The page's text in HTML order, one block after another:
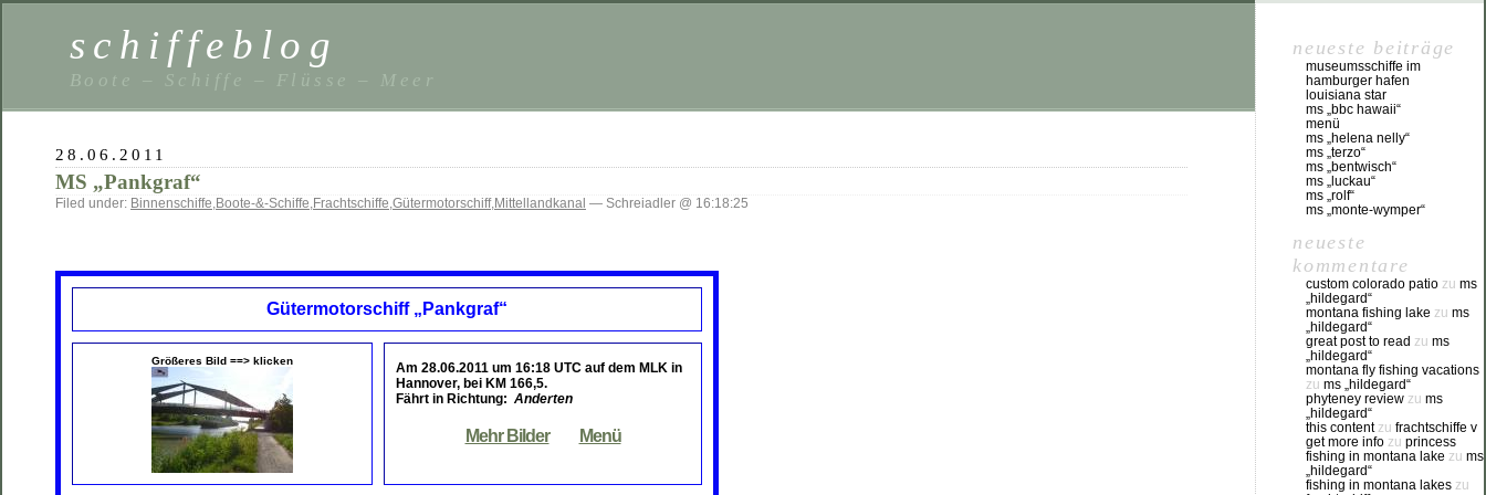
schiffeblog
Boote – Schiffe – Flüsse – Meer
28.06.2011
MS „Pankgraf“
Filed under: Binnenschiffe,Boote-&-Schiffe,Frachtschiffe,Gütermotorschiff,Mittellandkanal — Schreiadler @ 16:18:25
Gütermotorschiff „Pankgraf“
Größeres Bild ==> klicken Am 28.06.2011 um 16:18 UTC auf dem MLK in
Hannover, bei KM 166,5.
Fährt in Richtung: Anderten
Mehr Bilder Menü
neueste beiträge
museumsschiffe im
hamburger hafen
louisiana star
ms „bbc hawaii“
menü
ms „helena nelly“
ms „terzo“
ms „bentwisch“
ms „luckau“
ms „rolf“
ms „monte-wymper“
neueste
kommentare
custom colorado patio zu ms
„hildegard“
montana fishing lake zu ms
„hildegard“
great post to read zu ms
„hildegard“
montana fly fishing vacations
zu ms „hildegard“
phyteney review zu ms
„hildegard“
this contentzu frachtschiffe v
get more info zu princess
fishing in montana lake zu ms
„hildegard“
fishing in montana lakes zu